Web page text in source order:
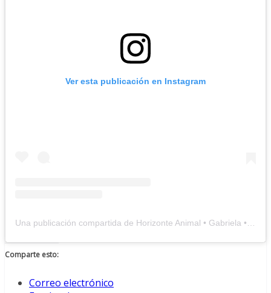
Ver esta publicación en Instagram
Una publicación compartida de Horizonte Animal • Gabriela • Terapia ecuestre (@horizonteanimal.madrid)
Comparte esto:
Correo electrónico